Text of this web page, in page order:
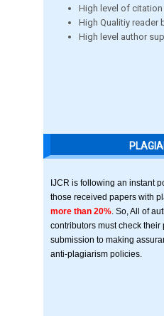
High level of citation
High Qualitiy reader
High level author
IJCR is following an instant
those received papers with
more than 20% . So, All of
contributors must check their
submission to making
anti-plagiarism policies.